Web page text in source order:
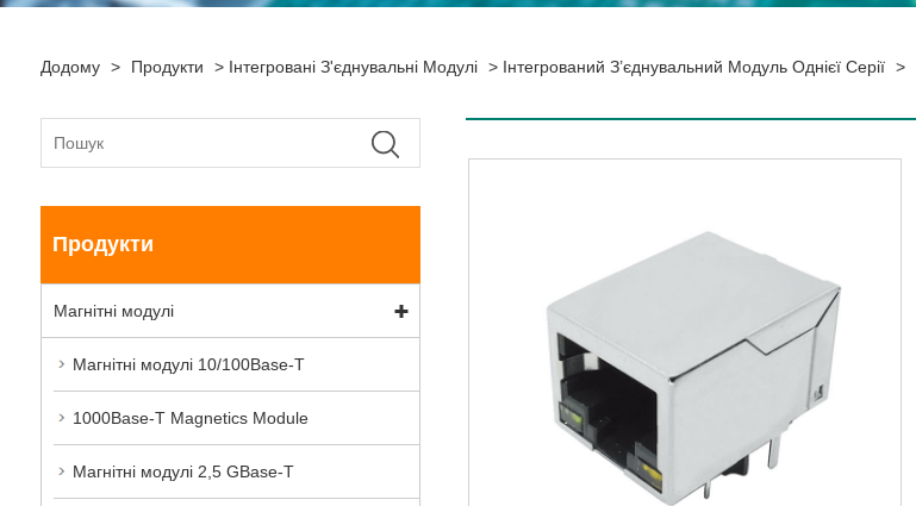
Додому > Продукти > Інтегровані З'єднувальні Модулі > Інтегрований З’єднувальний Модуль Однієї Серії >
Продукти
Магнітні модулі
Магнітні модулі 10/100Base-T
1000Base-T Magnetics Module
Магнітні модулі 2,5 GBase-T